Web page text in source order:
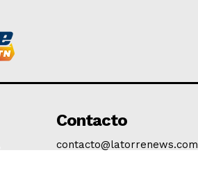
Contacto
contacto@latorrenews.com